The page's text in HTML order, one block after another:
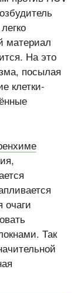
материал
На это
посылая
клетки-
очаги
Так